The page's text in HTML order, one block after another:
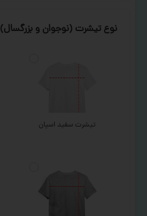
نوع تیشرت (نوجوان و بزرگسال)
تیشرت سفید اسپان